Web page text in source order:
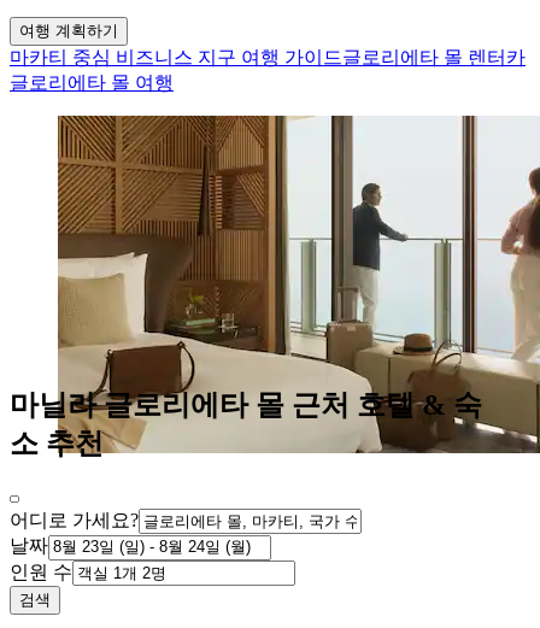
여행 계획하기
마카티 중심 비즈니스 지구 여행 가이드글로리에타 몰 렌터카
글로리에타 몰 여행
마닐라 글로리에타 몰 근처 호텔 & 숙
소 추천
어디로 가세요?
날짜
인원 수
검색